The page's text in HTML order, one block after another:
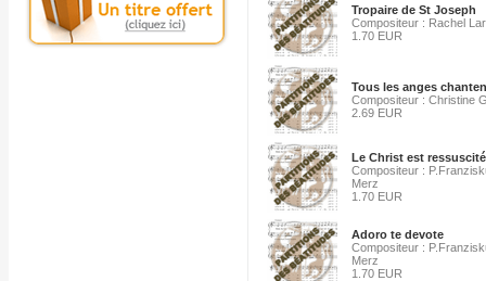
Tropaire de St Joseph
Compositeur : Rachel
1.70 EUR
Tous les anges
Compositeur : Christine
2.69 EUR
Le Christ est
Compositeur :
Merz
1.70 EUR
Adoro te devote
Compositeur :
Merz
1.70 EUR